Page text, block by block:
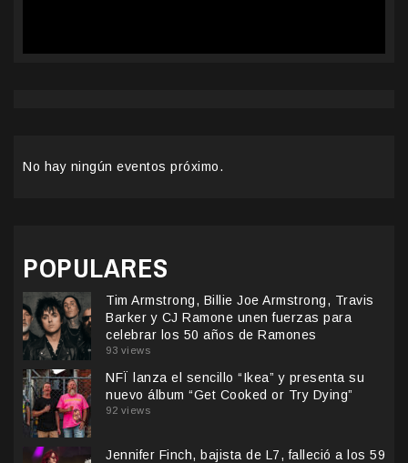
No hay ningún eventos próximo.
POPULARES
Tim Armstrong, Billie Joe Armstrong, Travis
Barker y CJ Ramone unen fuerzas para
celebrar los 50 años de Ramones
93 views
NFÏ lanza el sencillo “Ikea” y presenta su
nuevo álbum “Get Cooked or Try Dying”
92 views
Jennifer Finch, bajista de L7, falleció a los 59